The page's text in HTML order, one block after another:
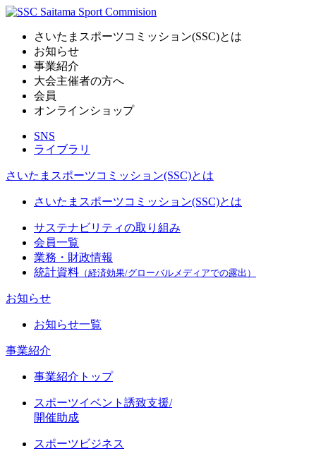
さいたまスポーツコミッション(SSC)とは
お知らせ
事業紹介
大会主催者の方へ
会員
オンラインショップ
SNS
ライブラリ
さいたまスポーツコミッション(SSC)とは
さいたまスポーツコミッション(SSC)とは
サステナビリティの取り組み
会員一覧
業務・財政情報
統計資料 （経済効果/グローバルメディアでの露出）
お知らせ
お知らせ一覧
事業紹介
事業紹介トップ
スポーツイベント誘致支援/
開催助成
スポーツビジネス